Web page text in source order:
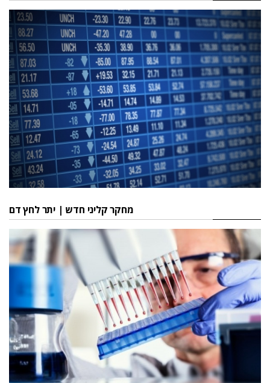
מחקר קליני חדש | יתר לחץ דם